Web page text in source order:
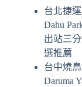
台北捷
Dahu
出站三
選推薦
台中燒
Daruma